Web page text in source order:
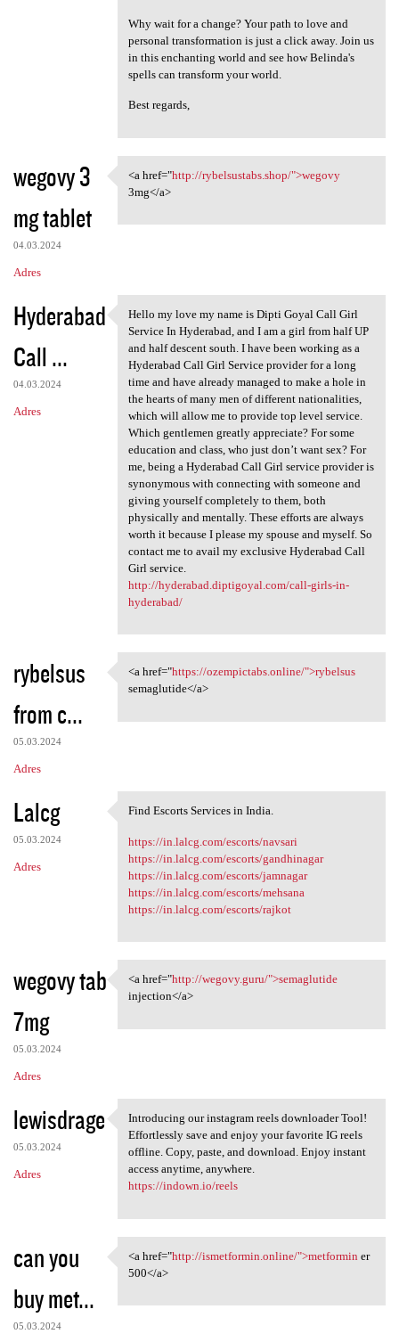
Why wait for a change? Your path to love and
personal transformation is just a click away. Join us
in this enchanting world and see how Belinda's
spells can transform your world.
Best regards,
wegovy 3
mg tablet
04.03.2024
Adres
<a href="http://rybelsustabs
<a href="http://rybelsustabs.shop/">wegovy
3mg</a>
Hyderabad
Call ...
04.03.2024
Adres
Hello my love my name is
Hello my love my name is Dipti Goyal Call Girl
Service In Hyderabad, and I am a girl from half UP
and half descent south. I have been working as a
Hyderabad Call Girl Service provider for a long
time and have already managed to make a hole in
the hearts of many men of different nationalities,
which will allow me to provide top level service.
Which gentlemen greatly appreciate? For some
education and class, who just don’t want sex? For
me, being a Hyderabad Call Girl service provider is
synonymous with connecting with someone and
giving yourself completely to them, both
physically and mentally. These efforts are always
worth it because I please my spouse and myself. So
contact me to avail my exclusive Hyderabad Call
Girl service.
http://hyderabad.diptigoyal.com/call-girls-in-
hyderabad/
rybelsus
from c...
05.03.2024
Adres
<a href="https://ozempictabs
<a href="https://ozempictabs.online/">rybelsus
semaglutide</a>
Lalcg
05.03.2024
Adres
Find Escorts Services in
Find Escorts Services in India.
https://in.lalcg.com/escorts/navsari
https://in.lalcg.com/escorts/gandhinagar
https://in.lalcg.com/escorts/jamnagar
https://in.lalcg.com/escorts/mehsana
https://in.lalcg.com/escorts/rajkot
wegovy tab
7mg
05.03.2024
Adres
<a href="http://wegovy.guru/"
<a href="http://wegovy.guru/">semaglutide
injection</a>
lewisdrage
05.03.2024
Adres
Introducing our instagram
Introducing our instagram reels downloader Tool!
Effortlessly save and enjoy your favorite IG reels
offline. Copy, paste, and download. Enjoy instant
access anytime, anywhere.
https://indown.io/reels
can you
buy met...
05.03.2024
<a href="http://ismetformin
<a href="http://ismetformin.online/">metformin er
500</a>